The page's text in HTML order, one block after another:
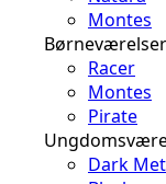
Montes
Børneværelser
Racer
Montes
Pirate
Dark